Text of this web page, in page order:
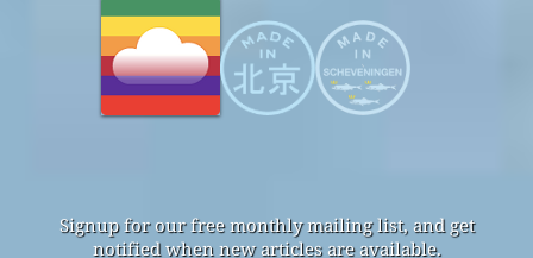
Signup for our free monthly mailing list, and get
notified when new articles are available.